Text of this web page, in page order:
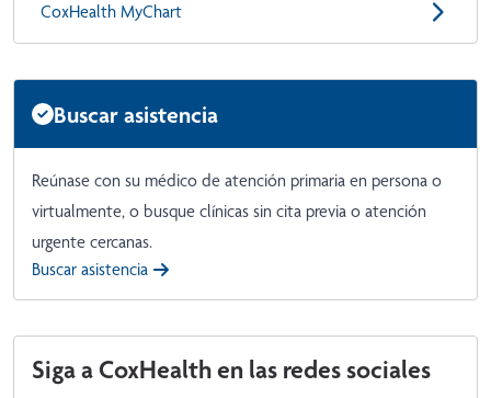
CoxHealth MyChart
Buscar asistencia
Reúnase con su médico de atención primaria en persona o
virtualmente, o busque clínicas sin cita previa o atención
urgente cercanas.
Buscar asistencia
Siga a CoxHealth en las redes sociales